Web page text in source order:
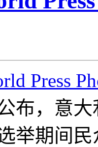
Press
布，意大
举期间